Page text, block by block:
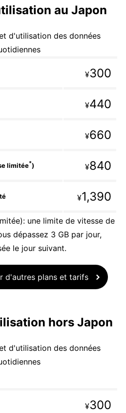
au Japon
d'utilisation des données
¥300
¥440
¥660
limitée*) ¥840
¥1,390
une limite de vitesse de
dépassez 3 GB par jour,
le jour suivant.
d'autres plans et tarifs
hors Japon
d'utilisation des données
¥300